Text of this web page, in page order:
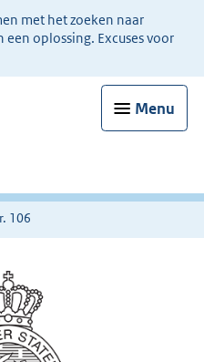
met het zoeken naar
oplossing. Excuses voor
Menu
106